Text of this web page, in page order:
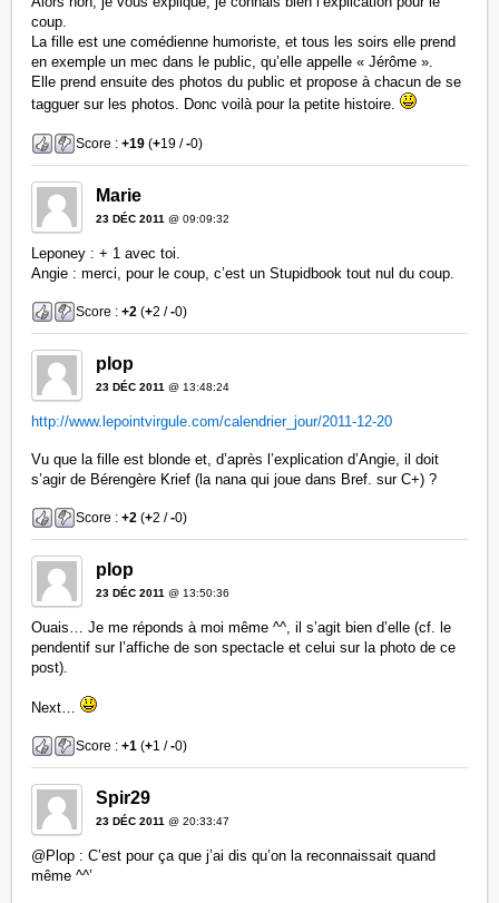
coup.
La fille est une comédienne humoriste, et tous les soirs elle prend
en exemple un mec dans le public, qu’elle appelle « Jérôme ».
Elle prend ensuite des photos du public et propose à chacun de se
tagguer sur les photos. Donc voilà pour la petite histoire.
Score :+19 (+19 /-0)
Marie
23 DÉC 2011 @ 09:09:32
Leponey : + 1 avec toi.
Angie : merci, pour le coup, c’est un Stupidbook tout nul du coup.
Score :+2 (+2 /-0)
plop
23 DÉC 2011 @ 13:48:24
http://www.lepointvirgule.com/calendrier_jour/2011-12-20
Vu que la fille est blonde et, d’après l’explication d’Angie, il doit
s’agir de Bérengère Krief (la nana qui joue dans Bref. sur C+) ?
Score :+2 (+2 /-0)
plop
23 DÉC 2011 @ 13:50:36
Ouais… Je me réponds à moi même ^^, il s’agit bien d’elle (cf. le
pendentif sur l’affiche de son spectacle et celui sur la photo de ce
post).
Next…
Score :+1 (+1 /-0)
Spir29
23 DÉC 2011 @ 20:33:47
@Plop : C’est pour ça que j’ai dis qu’on la reconnaissait quand
même ^^’